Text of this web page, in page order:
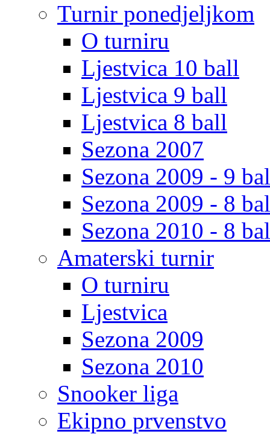
Turnir ponedjeljkom
O turniru
Ljestvica 10 ball
Ljestvica 9 ball
Ljestvica 8 ball
Sezona 2007
Sezona 2009 - 9
Sezona 2009 - 8
Sezona 2010 - 8
Amaterski turnir
O turniru
Ljestvica
Sezona 2009
Sezona 2010
Snooker liga
Ekipno prvenstvo